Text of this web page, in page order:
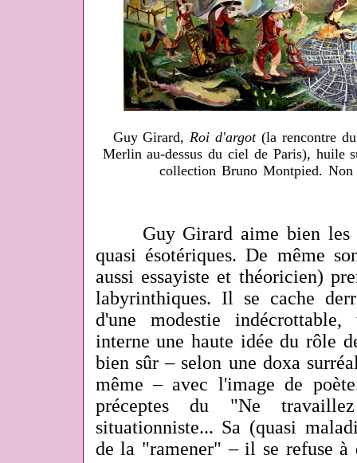
Guy Girard,Roi d'argot(la rencontre
Merlin au-dessus du ciel de Paris),
collection Bruno Montpied. Non
Guy Girard aime bien les
quasi ésotériques. De même
aussi essayiste et théoricien)
labyrinthiques. Il se cache
d'une modestie
interne une haute idée du rôle
bien sûr – selon une doxa
même – avec l'image de
préceptes du "Ne
situationniste... Sa (quasi
de la "ramener" – il se refuse à